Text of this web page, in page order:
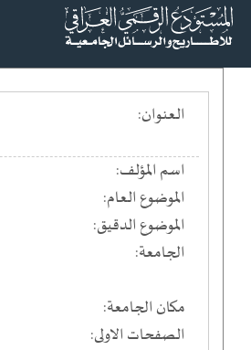
العنوان:
اسم المؤلف:
الموضوع العام:
الموضوع الدقيق:
الجامعة:
مكان الجامعة:
الصفحات الاولى: